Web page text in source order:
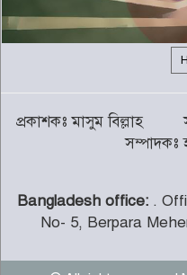
৯
প্রকাশকঃ মাসুম বিল্লাহ
সম্পাদকঃ
Bangladesh office:.
No- 5, Berpara